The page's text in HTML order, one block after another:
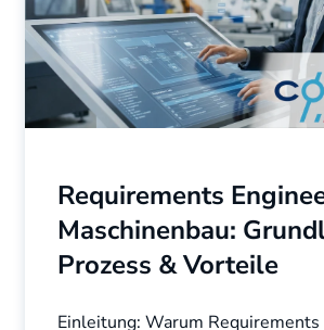
Requirements
Maschinenbau:
Prozess & Vorteile
Einleitung: Warum